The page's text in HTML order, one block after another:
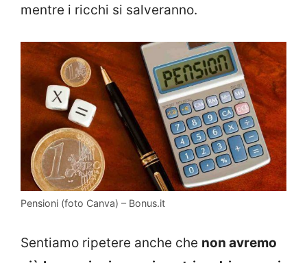
mentre i ricchi si salveranno.
Pensioni (foto Canva) – Bonus.it
Sentiamo ripetere anche che non avremo